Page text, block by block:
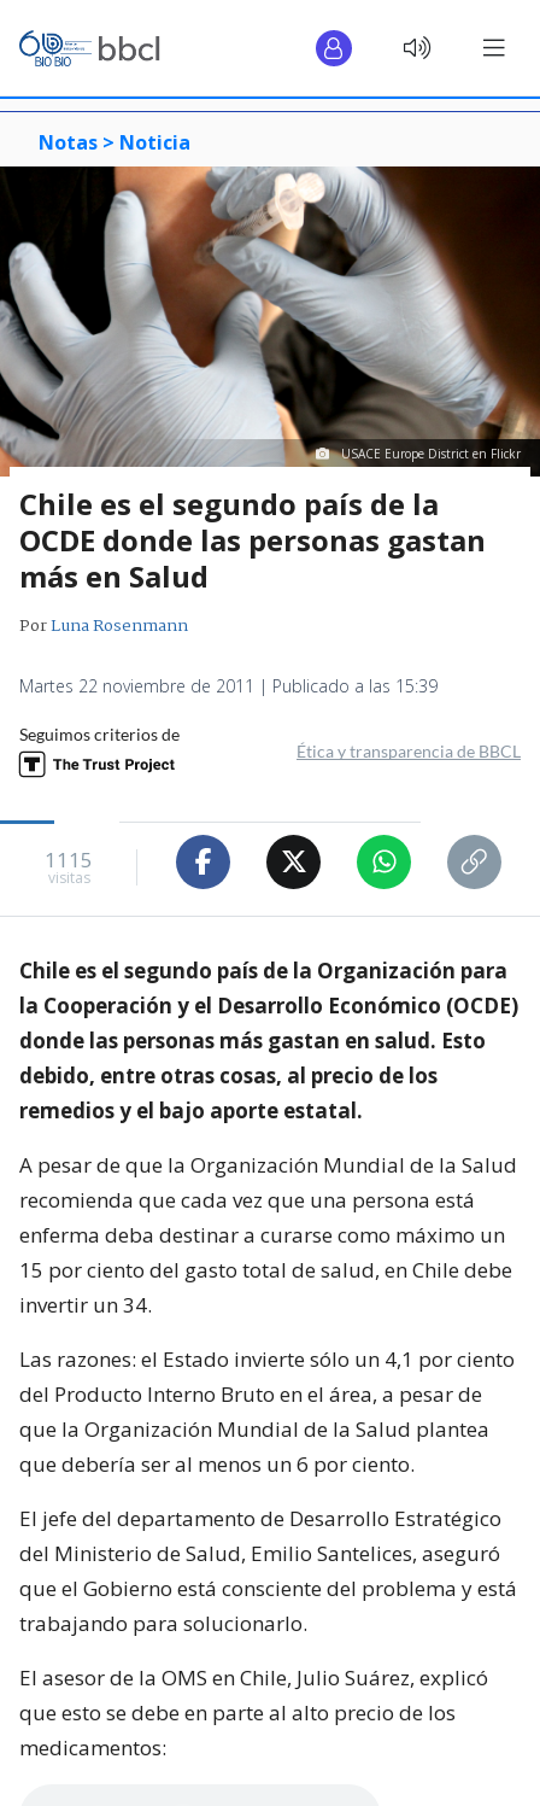
Notas > Noticia
USACE Europe District en Flickr
Chile es el segundo país de la
OCDE donde las personas gastan
más en Salud
PorLuna Rosenmann
Martes 22 noviembre de 2011 | Publicado a las 15:39
Seguimos criterios de
Ética y transparencia de BBCL
1115
visitas
Chile es el segundo país de la Organización para
la Cooperación y el Desarrollo Económico (OCDE)
donde las personas más gastan en salud. Esto
debido, entre otras cosas, al precio de los
remedios y el bajo aporte estatal.
A pesar de que la Organización Mundial de la Salud
recomienda que cada vez que una persona está
enferma deba destinar a curarse como máximo un
15 por ciento del gasto total de salud, en Chile debe
invertir un 34.
Las razones: el Estado invierte sólo un 4,1 por ciento
del Producto Interno Bruto en el área, a pesar de
que la Organización Mundial de la Salud plantea
que debería ser al menos un 6 por ciento.
El jefe del departamento de Desarrollo Estratégico
del Ministerio de Salud, Emilio Santelices, aseguró
que el Gobierno está consciente del problema y está
trabajando para solucionarlo.
El asesor de la OMS en Chile, Julio Suárez, explicó
que esto se debe en parte al alto precio de los
medicamentos: